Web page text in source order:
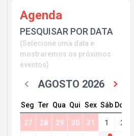
Agenda
PESQUISAR POR DATA
(Selecione uma data e
mostraremos os próximos
eventos)
AGOSTO 2026
Seg Ter Qua Qui Sex Sáb Dom
27 28 29 30 31 1 2